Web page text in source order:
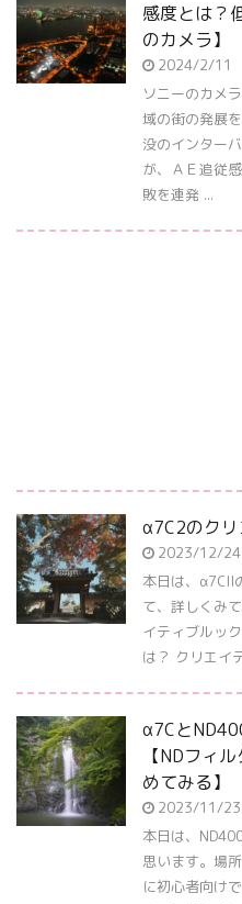
感度とは？
のカメラ】
2024/2/11
ソニーのカメ
域の街の発展
没のインター
が、ＡＥ追従
敗を連発 ...
α7C2のク
2023/12/24
本日は、α7CII
て、詳しくみ
イティブルッ
は？ クリエイ
α7Cと
【NDフィ
めてみる】
2023/11/23
本日は、
思います。場
に初心者向け